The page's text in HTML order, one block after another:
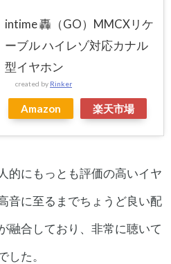
intime 轟（GO）MMCXリケ
ーブル ハイレゾ対応カナル
型イヤホン
created by Rinker
Amazon 楽天市場
的にもっとも評価の高いイヤ
音に至るまでちょうど良い配
融合しており、非常に聴いて
した。